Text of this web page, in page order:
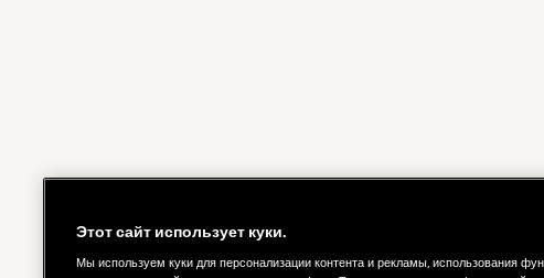
Этот сайт использует куки.
Мы используем куки для персонализации контента и рекламы, использования